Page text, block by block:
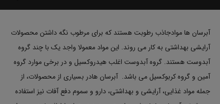
آبرسان ها موادجاذب رطوبت هستند که برای مرطوب نگه داشتن محصولات
آرایشی بهداشتی به کار می روند. این مواد معمولا واجد یک با چند گروه
آبدوست هستند. گروه آبدوست اغلب هیدروکسیل و در برخی موارد گروه
آمین و گروه کربوکسیل می باشد. آبرسان هادر بسیاری از محصولات، از
جمله مواد غذایی، آرایشی و بهداشتی، دارو و سموم دفع آفات نیز استفاده